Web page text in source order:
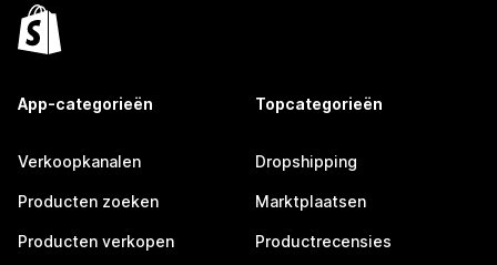
App-categorieën
Verkoopkanalen
Producten zoeken
Producten verkopen
Topcategorieën
Dropshipping
Marktplaatsen
Productrecensies